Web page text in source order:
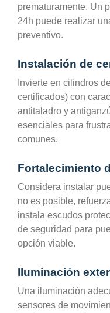
prematuramente. Un
24h puede realizar
preventivo.
Instalación de
Invierte en cilindros
certificados) con
antitaladro y
esenciales para
comunes.
Fortalecimiento
Considera instalar
no es posible,
instala escudos
de seguridad para
opción viable.
Iluminación
Una iluminación
sensores de